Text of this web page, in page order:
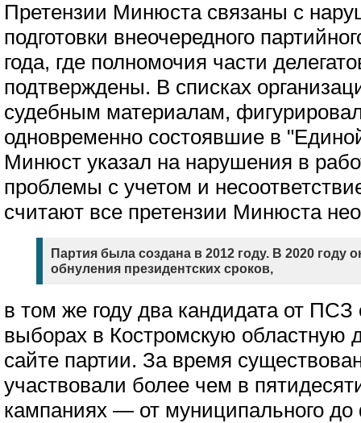
Претензии Минюста связаны с
подготовки внеочередного
года, где полномочия части
подтверждены. В списках
судебным материалам,
одновременно состоявшие в
Минюст указал на нарушения в
проблемы с учетом и
считают все претензии Минюста
Партия была создана в 2012 году. В 2020 году
обнуления президентских сроков,
в том же году два кандидата от
выборах в Костромскую областную
сайте партии. За время
участвовали более чем в
кампаниях — от муниципального до